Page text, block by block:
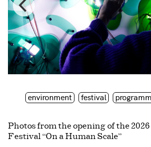
environment festival
Photos from the opening of the
Festival “On a Human Scale”